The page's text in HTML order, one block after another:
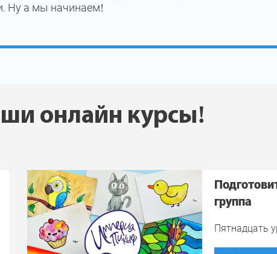
Ну а мы начинаем!
онлайн курсы!
группа
Пятнадцать